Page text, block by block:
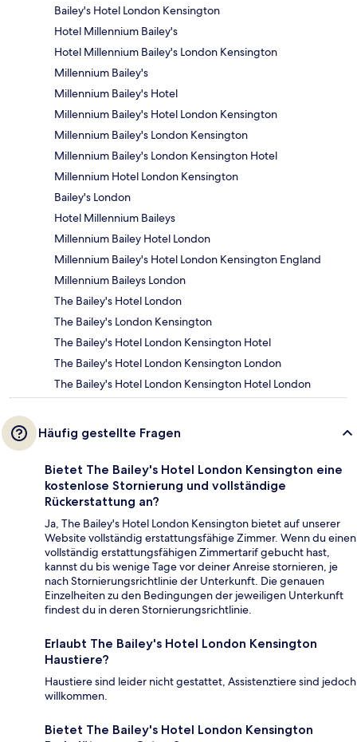
Bailey's Hotel London Kensington
Hotel Millennium Bailey's
Hotel Millennium Bailey's London Kensington
Millennium Bailey's
Millennium Bailey's Hotel
Millennium Bailey's Hotel London Kensington
Millennium Bailey's London Kensington
Millennium Bailey's London Kensington Hotel
Millennium Hotel London Kensington
Bailey's London
Hotel Millennium Baileys
Millennium Bailey Hotel London
Millennium Bailey's Hotel London Kensington England
Millennium Baileys London
The Bailey's Hotel London
The Bailey's London Kensington
The Bailey's Hotel London Kensington Hotel
The Bailey's Hotel London Kensington London
The Bailey's Hotel London Kensington Hotel London
Häufig gestellte Fragen
Bietet The Bailey's Hotel London Kensington eine
kostenlose Stornierung und vollständige
Rückerstattung an?
Ja, The Bailey's Hotel London Kensington bietet auf unserer
Website vollständig erstattungsfähige Zimmer. Wenn du einen
vollständig erstattungsfähigen Zimmertarif gebucht hast,
kannst du bis wenige Tage vor deiner Anreise stornieren, je
nach Stornierungsrichtlinie der Unterkunft. Die genauen
Einzelheiten zu den Bedingungen der jeweiligen Unterkunft
findest du in deren Stornierungsrichtlinie.
Erlaubt The Bailey's Hotel London Kensington
Haustiere?
Haustiere sind leider nicht gestattet, Assistenztiere sind jedoch
willkommen.
Bietet The Bailey's Hotel London Kensington